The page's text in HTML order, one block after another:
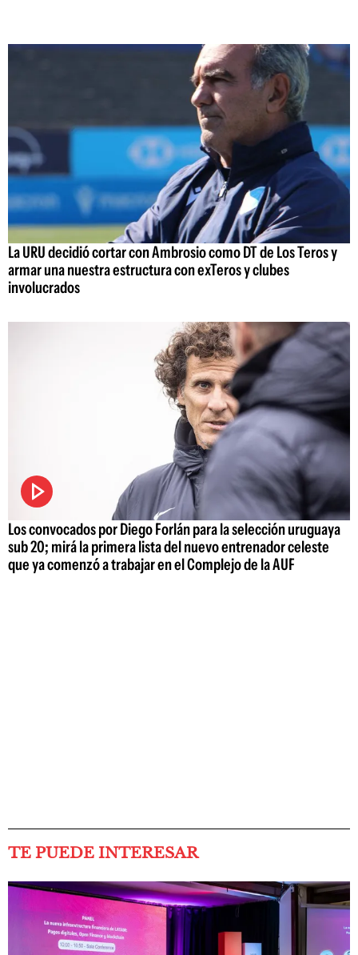
La URU decidió cortar con Ambrosio como DT de Los Teros y
armar una nuestra estructura con exTeros y clubes
involucrados
Los convocados por Diego Forlán para la selección uruguaya
sub 20; mirá la primera lista del nuevo entrenador celeste
que ya comenzó a trabajar en el Complejo de la AUF
TE PUEDE INTERESAR